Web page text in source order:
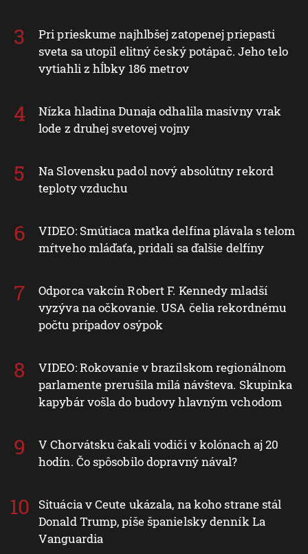
Pri prieskume najhlbšej zatopenej priepasti
sveta sa utopil elitný český potápač. Jeho telo
vytiahli z hĺbky 186 metrov
Nízka hladina Dunaja odhalila masívny vrak
lode z druhej svetovej vojny
Na Slovensku padol nový absolútny rekord
teploty vzduchu
VIDEO: Smútiaca matka delfína plávala s telom
mŕtveho mláďaťa, pridali sa ďalšie delfíny
Odporca vakcín Robert F. Kennedy mladší
vyzýva na očkovanie. USA čelia rekordnému
počtu prípadov osýpok
VIDEO: Rokovanie v brazílskom regionálnom
parlamente prerušila milá návšteva. Skupinka
kapybár vošla do budovy hlavným vchodom
V Chorvátsku čakali vodiči v kolónach aj 20
hodín. Čo spôsobilo dopravný nával?
Situácia v Ceute ukázala, na koho strane stál
Donald Trump, píše španielsky denník La
Vanguardia